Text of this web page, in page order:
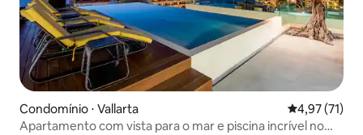
Condomínio ⋅ Vallarta 4,97 de uma
4,97 (71)
Apartamento com vista para o mar e piscina incrível no